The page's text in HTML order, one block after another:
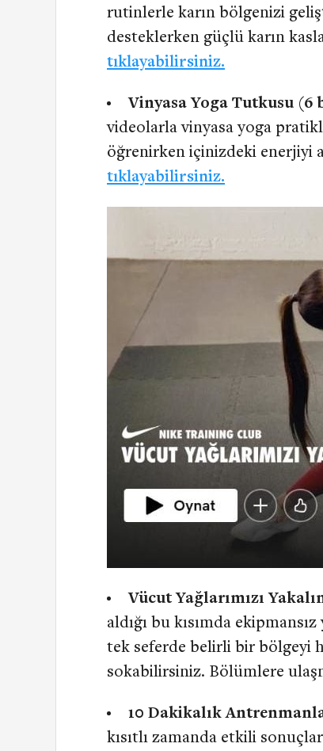
rutinlerle karın bölgenizi
desteklerken güçlü karın
tıklayabilirsiniz.
Vinyasa Yoga Tutkusu (6
videolarla vinyasa yoga
öğrenirken içinizdeki enerjiyi
tıklayabilirsiniz.
Vücut Yağlarımızı
aldığı bu kısımda
tek seferde belirli bir bölgeyi
sokabilirsiniz. Bölümlere
10 Dakikalık
kısıtlı zamanda etkili